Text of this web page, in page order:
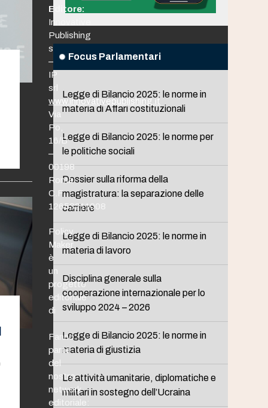
Focus Parlamentari
Legge di Bilancio 2025: le norme in
materia di Affari costituzionali
Legge di Bilancio 2025: le norme per
le politiche sociali
Dossier sulla riforma della
magistratura: la separazione delle
carriere
Legge di Bilancio 2025: le norme in
materia di lavoro
Disciplina generale sulla
cooperazione internazionale per lo
sviluppo 2024 – 2026
Legge di Bilancio 2025: le norme in
materia di giustizia
Le attività umanitarie, diplomatiche e
militari in sostegno dell’Ucraina
Editore:
Innovative
Publishing
srl
–
IP
srl
www.innovativepublishing.it
Via
Po,
16/B
–
00198
Roma
C.F.
12653211008
Policy
Maker
è
un
progetto
editoriale
di
Fanno
parte
del
nostro
network
editoriale: